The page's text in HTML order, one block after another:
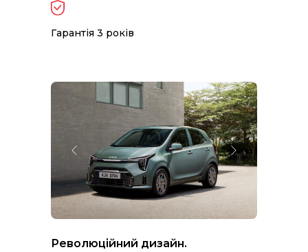
Гарантія 3 років
Революційний дизайн.